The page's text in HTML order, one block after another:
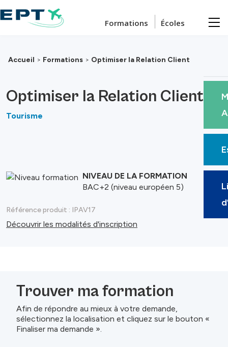
Formations Écoles
Accueil > Formations > Optimiser la Relation Client
Optimiser la Relation Client
Tourisme
NIVEAU DE LA FORMATION
BAC+2 (niveau européen 5)
Référence produit : IPAV17
Découvrir les modalités d'inscription
Trouver ma formation
Afin de répondre au mieux à votre demande,
sélectionnez la localisation et cliquez sur le bouton «
Finaliser ma demande ».